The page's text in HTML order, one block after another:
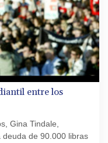
entre los
Gina Tindale,
de 90.000 libras